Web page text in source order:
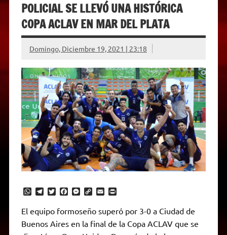
POLICIAL SE LLEVÓ UNA HISTÓRICA
COPA ACLAV EN MAR DEL PLATA
Domingo, Diciembre 19, 2021 | 23:18
W
t
s
T
l
e
g
r
T
i
t
t
F
e
b
M
s
e
n
C
y
L
i
E
i
l
P
n
t
El equipo formoseño superó por 3-0 a Ciudad de
Buenos Aires en la final de la Copa ACLAV que se